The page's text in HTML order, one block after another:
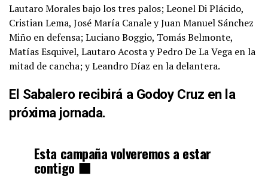
Lautaro Morales bajo los tres palos; Leonel Di Plácido,
Cristian Lema, José María Canale y Juan Manuel Sánchez
Miño en defensa; Luciano Boggio, Tomás Belmonte,
Matías Esquivel, Lautaro Acosta y Pedro De La Vega en la
mitad de cancha; y Leandro Díaz en la delantera.
El Sabalero recibirá a Godoy Cruz en la
próxima jornada.
Esta campaña volveremos a estar
contigo ⬛